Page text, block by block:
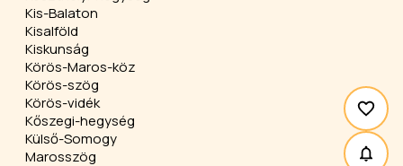
Kis-Balaton
Kisalföld
Kiskunság
Körös-Maros-köz
Körös-szög
Körös-vidék
Kőszegi-hegység
Külső-Somogy
Marosszög